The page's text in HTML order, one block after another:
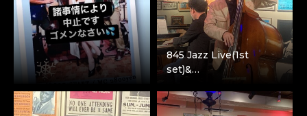
845 Jazz Live(1st
set)&…